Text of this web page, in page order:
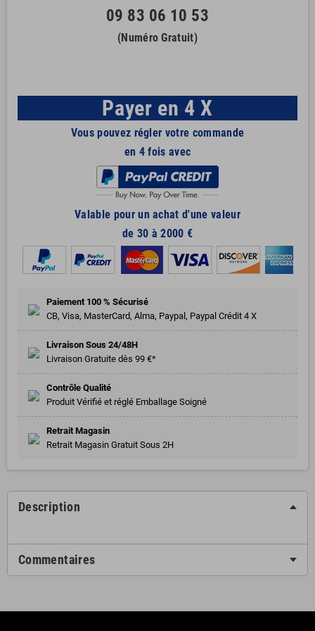
09 83 06 10 53
(Numéro Gratuit)
Payer en 4 X
Vous pouvez régler votre commande
en 4 fois avec
Valable pour un achat d'une valeur
de 30 à 2000 €
Paiement 100 % Sécurisé
CB, Visa, MasterCard, Alma, Paypal, Paypal Crédit 4 X
Livraison Sous 24/48H
Livraison Gratuite dès 99 €*
Contrôle Qualité
Produit Vérifié et réglé Emballage Soigné
Retrait Magasin
Retrait Magasin Gratuit Sous 2H
Description
Commentaires